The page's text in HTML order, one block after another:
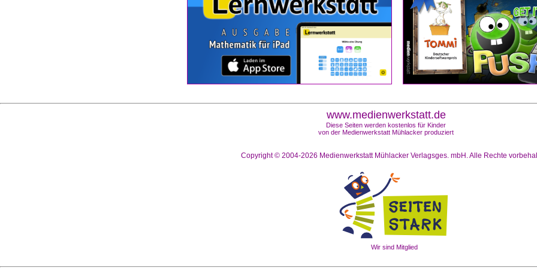
www.medienwerkstatt.de
Diese Seiten werden kostenlos für Kinder
von der Medienwerkstatt Mühlacker produziert
Copyright © 2004-2026 Medienwerkstatt Mühlacker Verlagsges. mbH. Alle Rechte
Wir sind Mitglied